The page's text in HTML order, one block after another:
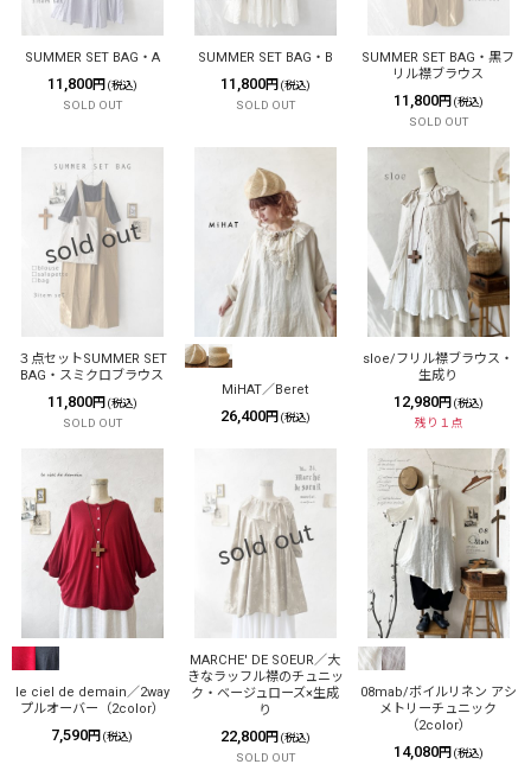
SUMMER SET BAG・A
11,800円 (税込)
SOLD OUT
SUMMER SET BAG・B
11,800円 (税込)
SOLD OUT
SUMMER SET BAG・黒フ
リル襟ブラウス
11,800円 (税込)
SOLD OUT
３点セットSUMMER SET
BAG・スミクロブラウス
11,800円 (税込)
SOLD OUT
MiHAT／Beret
26,400円 (税込)
sloe/フリル襟ブラウス・
生成り
12,980円 (税込)
残り１点
le ciel de demain／2way
プルオーバー（2color）
7,590円 (税込)
MARCHE' DE SOEUR／大
きなラッフル襟のチュニッ
ク・ベージュローズ×生成
り
22,800円 (税込)
SOLD OUT
08mab/ボイルリネン アシ
メトリーチュニック
（2color）
14,080円 (税込)